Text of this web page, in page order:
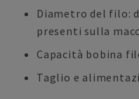
Diametro del filo:
presenti sulla
Capacità bobina
Taglio e